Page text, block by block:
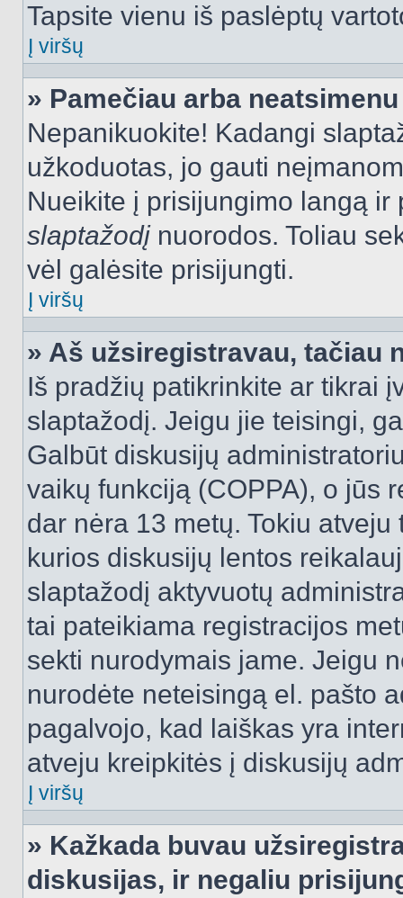
Tapsite vienu iš paslėptų
Į viršų
» Pamečiau arba
Nepanikuokite! Kadangi
užkoduotas, jo gauti
Nueikite į prisijungimo langą
slaptažodįnuorodos. Toliau
vėl galėsite prisijungti.
Į viršų
» Aš užsiregistravau, tačiau
Iš pradžių patikrinkite ar tikrai
slaptažodį. Jeigu jie teisingi,
Galbūt diskusijų
vaikų funkciją (COPPA), o jūs
dar nėra 13 metų. Tokiu
kurios diskusijų lentos
slaptažodį aktyvuotų
tai pateikiama registracijos
sekti nurodymais jame. Jeigu
nurodėte neteisingą el. pašto
pagalvojo, kad laiškas yra
atveju kreipkitės į diskusijų
Į viršų
» Kažkada buvau
diskusijas, ir negaliu